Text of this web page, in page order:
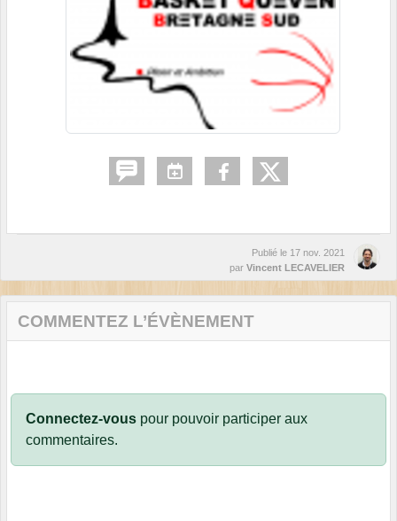
Publié le 17 nov. 2021
par Vincent LECAVELIER
COMMENTEZ L’ÉVÈNEMENT
Connectez-vous pour pouvoir participer aux
commentaires.